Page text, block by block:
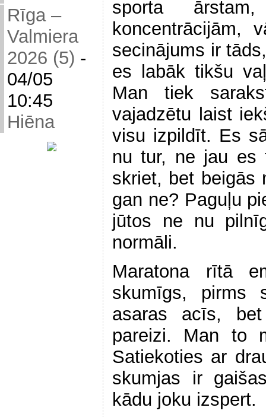
Rīga –
Valmiera
2026 (5) -
04/05
10:45
Hiēna
sporta
koncentrācijām,
secinājums ir
es labāk tikšu
Man tiek
vajadzētu laist
visu izpildīt. Es
nu tur, ne jau es
skriet, bet beigās
gan ne? Paguļu
jūtos ne nu
normāli.
Maratona rītā
skumīgs, pirms
asaras acīs,
pareizi. Man to
Satiekoties ar
skumjas ir
kādu joku izspert.